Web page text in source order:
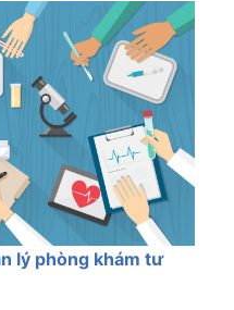
lý phòng khám tư